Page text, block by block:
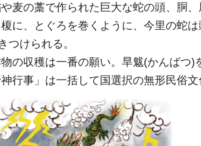
麦の藁で作られた巨大な蛇の頭、胴
に、とぐろを巻くように、今里の蛇
つけられる。
の収穫は一番の願い。旱魃(かんばつ)
行事」は一括して国選択の無形民俗文